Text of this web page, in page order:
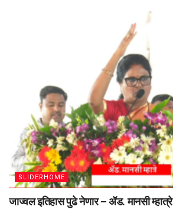
SLIDERHOME
जाज्वल इतिहास पुढे नेणार – ॲड. मानसी म्हात्रे